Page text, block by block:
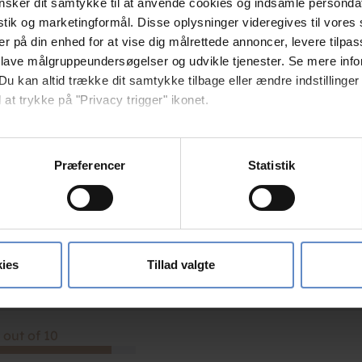
dit samtykke til at anvende cookies og indsamle
og marketingformål. Disse oplysninger videregives til vores
på din enhed for at vise dig målrettede annoncer, levere
målgruppeundersøgelser og udvikle tjenester. Se mere
kan altid trække dit samtykke tilbage eller ændre indstillinger
at trykke på "Privacy trigger" ikonet.
gerne:
om din placering, der kan være nøjagtig inden for få
vores indhold og annoncer, til at vise dig funktioner til sociale
om din brug af vores hjemmeside med vores partnere
Præferencer Statistik
Tillad valgte
i hytten, vi måtte tage hjem.
der før, uden problemer..
går trægt i nøglecylinder - savner olie